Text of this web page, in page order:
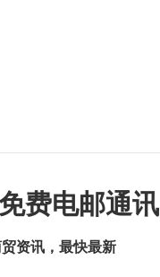
费电邮通讯
资讯，最快最新